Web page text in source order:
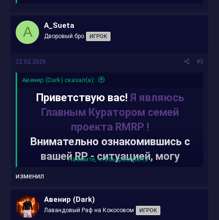
A A_Sueta
Дворовый бро ИГРОК
22.02.2026 #3
Авенир (Dark) сказал(а):
Приветствую вас! Я являюсь
Главным Куратором семей
проекта RMRP !
Внимательно ознакомившись с
вашей RP - cитуацией, могу
статусе: На рассмотрении.
Рекомендую вам изменить
Нажмите, чтобы раскрыть...
изменил
Авенир (Dark)
Лавандовый Раф на Кокосовом ИГРОК